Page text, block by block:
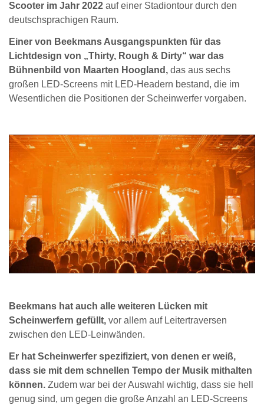
Scooter im Jahr 2022 auf einer Stadiontour durch den
deutschsprachigen Raum.
Einer von Beekmans Ausgangspunkten für das
Lichtdesign von „Thirty, Rough & Dirty“ war das
Bühnenbild von Maarten Hoogland, das aus sechs
großen LED-Screens mit LED-Headern bestand, die im
Wesentlichen die Positionen der Scheinwerfer vorgaben.
Beekmans hat auch alle weiteren Lücken mit
Scheinwerfern gefüllt, vor allem auf Leitertraversen
zwischen den LED-Leinwänden.
Er hat Scheinwerfer spezifiziert, von denen er weiß,
dass sie mit dem schnellen Tempo der Musik mithalten
können. Zudem war bei der Auswahl wichtig, dass sie hell
genug sind, um gegen die große Anzahl an LED-Screens